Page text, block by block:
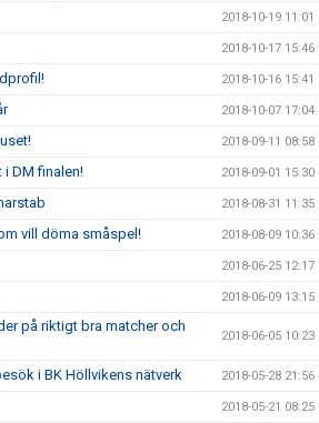
2018-10-19 11:01
2018-10-17 15:46
2018-10-16 15:41
2018-10-07 17:04
2018-09-11 08:58
i DM finalen! 2018-09-01 15:30
2018-08-31 11:35
vill döma småspel! 2018-08-09 10:36
2018-06-25 12:17
2018-06-09 13:15
på riktigt bra matcher och
2018-06-05 10:23
i BK Höllvikens nätverk 2018-05-28 21:56
2018-05-21 08:25